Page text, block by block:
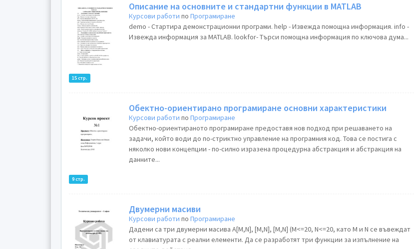
15 стр.
Описание на основните и стандартни функции в MATLAB
Курсови работи поПрограмиране
demo - Стартира демонстрационни програми. help - Извежда помощна информация. info -
Извежда информация за MATLAB. lookfor- Търси помощна информация по ключова дума...
9 стр.
Обектно-ориентирано програмиране основни характеристики
Курсови работи поПрограмиране
Обектно-ориентираното програмиране предоставя нов подход при решаването на
задачи, който води до по-стриктно управление на програмния код. Това се постига с
няколко нови концепции - по-силно изразена процедурна абстракция и абстракция на
данните...
Двумерни масиви
Курсови работи поПрограмиране
Дадени са три двумерни масива А[M,N], [M,N], [M,N] (M<=20, N<=20, като M и N се въвеждат
от клавиатурата с реални елементи. Да се разработят три функции за изпълнение на